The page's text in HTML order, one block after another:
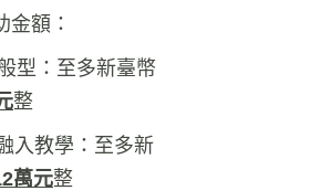
額：
型：至多新臺幣
整
入教學：至多新
萬元整